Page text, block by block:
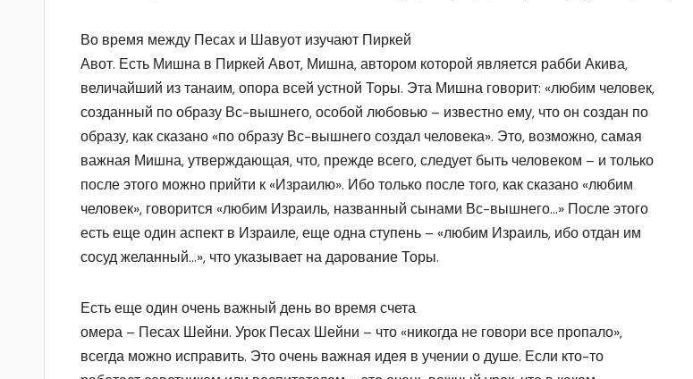
Во время между Песах и Шавуот изучают Пиркей
Авот. Есть Мишна в Пиркей Авот, Мишна, автором которой является рабби Акива,
величайший из танаим, опора всей устной Торы. Эта Мишна говорит: «любим человек,
созданный по образу Вс-вышнего, особой любовью – известно ему, что он создан по
образу, как сказано «по образу Вс-вышнего создал человека». Это, возможно, самая
важная Мишна, утверждающая, что, прежде всего, следует быть человеком – и только
после этого можно прийти к «Израилю». Ибо только после того, как сказано «любим
человек», говорится «любим Израиль, названный сынами Вс-вышнего…» После этого
есть еще один аспект в Израиле, еще одна ступень – «любим Израиль, ибо отдан им
сосуд желанный…», что указывает на дарование Торы.
Есть еще один очень важный день во время счета
омера – Песах Шейни. Урок Песах Шейни – что «никогда не говори все пропало»,
всегда можно исправить. Это очень важная идея в учении о душе. Если кто-то